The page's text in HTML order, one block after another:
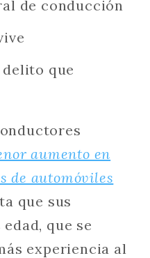
de conducción
que
aumento en
de automóviles
que sus
que se
experiencia al